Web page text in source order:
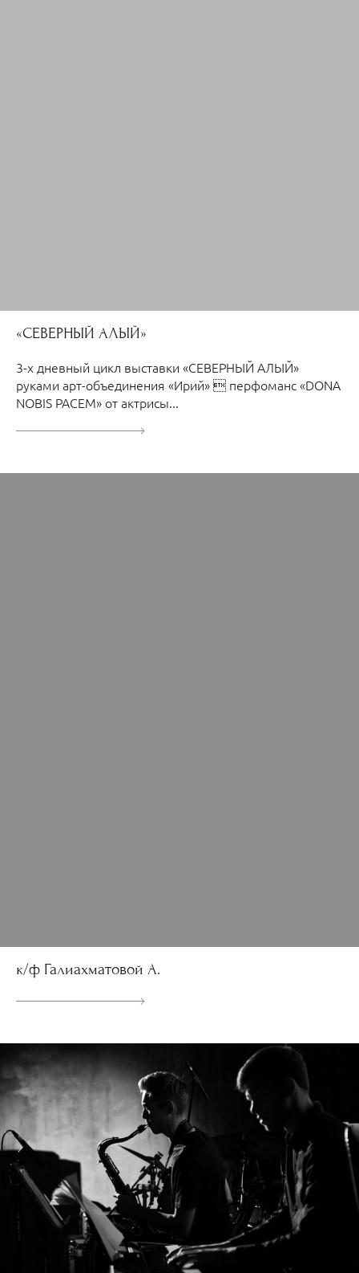
«СЕВЕРНЫЙ АЛЫЙ»
3-х дневный цикл выставки «СЕВЕРНЫЙ АЛЫЙ»
руками арт-объединения «Ирий»  перфоманс «DONA
NOBIS PACEM» от актрисы...
к/ф Галиахматовой А.